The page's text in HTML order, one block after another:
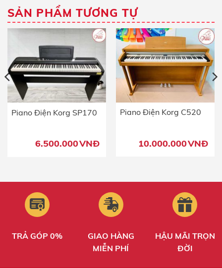
SẢN PHẨM TƯƠNG TỰ
Piano Điện Korg SP170
6.500.000VNĐ
Piano Điện Korg C520
10.000.000VNĐ
TRẢ GÓP 0%
GIAO HÀNG
MIỄN PHÍ
HẬU MÃI TRỌN
ĐỜI